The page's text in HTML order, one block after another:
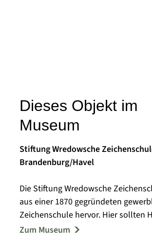
Dieses Objekt im
Museum
Stiftung Wredowsche
Brandenburg/Havel
Die Stiftung Wredowsche
aus einer 1870 gegründeten
Zeichenschule hervor. Hier sollten
in der ansprechenden,
Zum Museum